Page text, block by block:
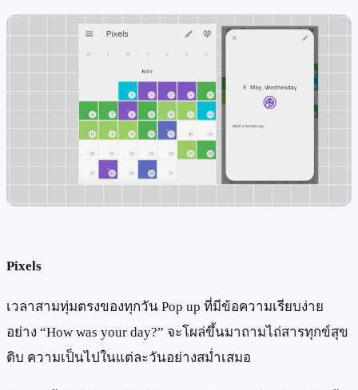
Pixels
เวลาสามทุ่มตรงของทุกวัน Pop up ที่มีข้อความเรียบง่าย
อย่าง “How was your day?” จะโผล่ขึ้นมาถามไถ่สารทุกข์สุข
ดิบ ความเป็นไปในแต่ละวันอย่างสม่ำเสมอ